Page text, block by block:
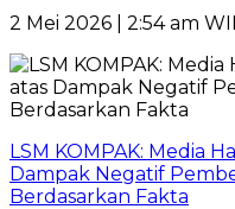
2 Mei 2026 | 2:54 am
LSM KOMPAK: Media
Dampak Negatif
Berdasarkan Fakta